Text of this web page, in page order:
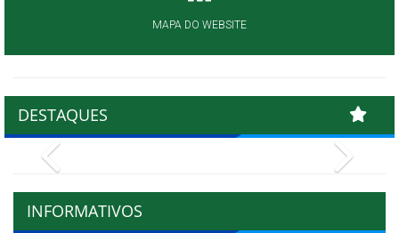
MAPA DO WEBSITE
DESTAQUES
INFORMATIVOS